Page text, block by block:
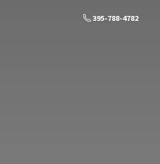
395-788-4782